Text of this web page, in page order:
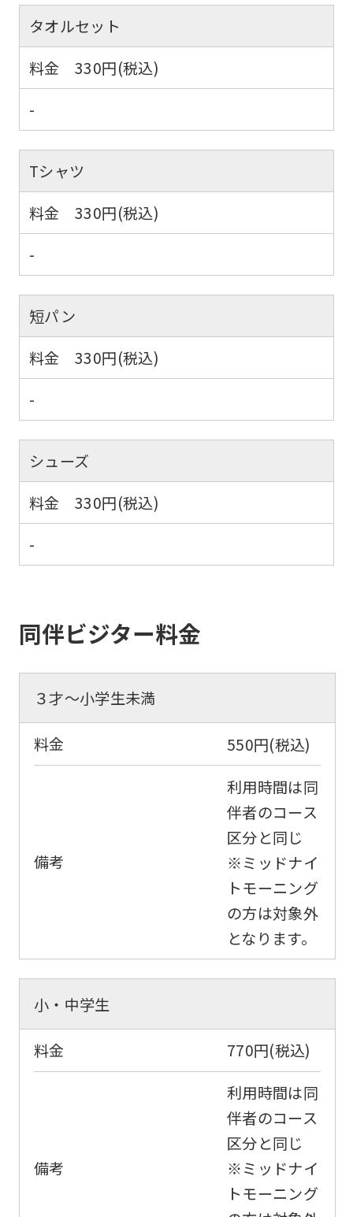
タオルセット
料金 330円(税込)
-
Tシャツ
料金 330円(税込)
-
短パン
料金 330円(税込)
-
シューズ
料金 330円(税込)
-
同伴ビジター料金
３才～小学生未満
料金 550円(税込)
備考
利用時間は同
伴者のコース
区分と同じ
※ミッドナイ
トモーニング
の方は対象外
となります。
小・中学生
料金 770円(税込)
備考
利用時間は同
伴者のコース
区分と同じ
※ミッドナイ
トモーニング